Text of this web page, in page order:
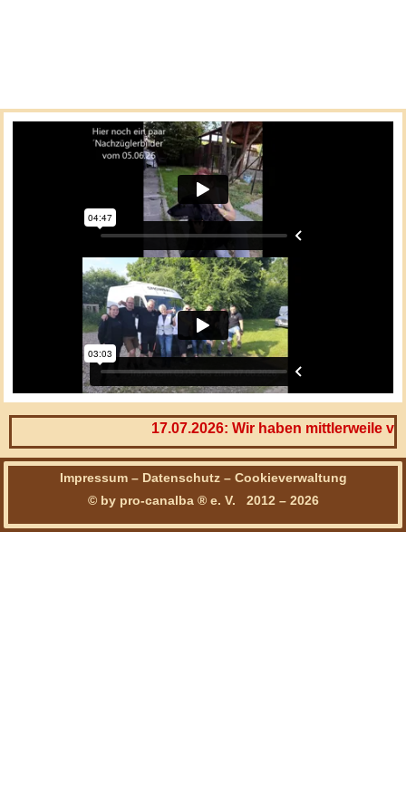
17.07.2026: Wir haben mittlerweile
Impressum– Datenschutz– Cookieverwaltung
© by pro-canalba ® e. V. 2012 – 2026